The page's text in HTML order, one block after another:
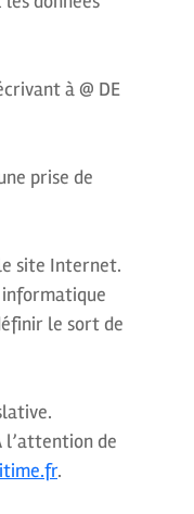
à @ DE
prise de
site Internet.
informatique
le sort de
l’attention de
.